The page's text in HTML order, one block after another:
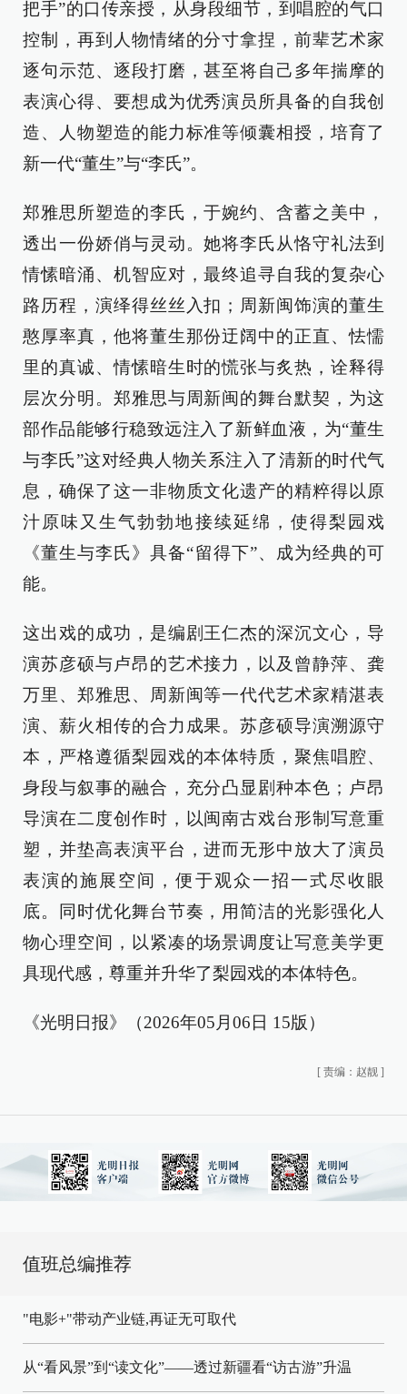
把手”的口传亲授，从身段细节，到唱腔的气口
控制，再到人物情绪的分寸拿捏，前辈艺术家
逐句示范、逐段打磨，甚至将自己多年揣摩的
表演心得、要想成为优秀演员所具备的自我创
造、人物塑造的能力标准等倾囊相授，培育了
新一代“董生”与“李氏”。
郑雅思所塑造的李氏，于婉约、含蓄之美中，
透出一份娇俏与灵动。她将李氏从恪守礼法到
情愫暗涌、机智应对，最终追寻自我的复杂心
路历程，演绎得丝丝入扣；周新闽饰演的董生
憨厚率真，他将董生那份迂阔中的正直、怯懦
里的真诚、情愫暗生时的慌张与炙热，诠释得
层次分明。郑雅思与周新闽的舞台默契，为这
部作品能够行稳致远注入了新鲜血液，为“董生
与李氏”这对经典人物关系注入了清新的时代气
息，确保了这一非物质文化遗产的精粹得以原
汁原味又生气勃勃地接续延绵，使得梨园戏
《董生与李氏》具备“留得下”、成为经典的可
能。
这出戏的成功，是编剧王仁杰的深沉文心，导
演苏彦硕与卢昂的艺术接力，以及曾静萍、龚
万里、郑雅思、周新闽等一代代艺术家精湛表
演、薪火相传的合力成果。苏彦硕导演溯源守
本，严格遵循梨园戏的本体特质，聚焦唱腔、
身段与叙事的融合，充分凸显剧种本色；卢昂
导演在二度创作时，以闽南古戏台形制写意重
塑，并垫高表演平台，进而无形中放大了演员
表演的施展空间，便于观众一招一式尽收眼
底。同时优化舞台节奏，用简洁的光影强化人
物心理空间，以紧凑的场景调度让写意美学更
具现代感，尊重并升华了梨园戏的本体特色。
《光明日报》（2026年05月06日 15版）
[ 责编：赵靓 ]
值班总编推荐
"电影+"带动产业链,再证无可取代
从“看风景”到“读文化”——透过新疆看“访古游”升温